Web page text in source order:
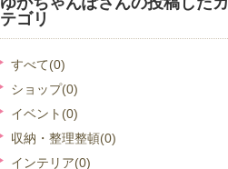
テゴリ
すべて(0)
ショップ(0)
イベント (0)
収納・整理整頓(0)
インテリア(0)